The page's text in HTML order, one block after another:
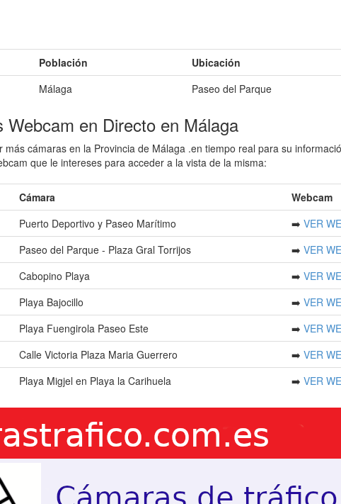
Población
Ubicación
Málaga Paseo del Parque
Webcam en Directo en Málaga
más cámaras en la Provincia de Málaga .en tiempo real para su
que le intereses para acceder a la vista de la misma:
Cámara
Webcam
Puerto Deportivo y Paseo Marítimo ➡️ VER
Paseo del Parque - Plaza Gral Torrijos ➡️ VER
Cabopino Playa ➡️ VER
Playa Bajocillo ➡️ VER
Playa Fuengirola Paseo Este ➡️ VER
Calle Victoria Plaza Maria Guerrero ➡️ VER
Playa Migjel en Playa la Carihuela ➡️ VER